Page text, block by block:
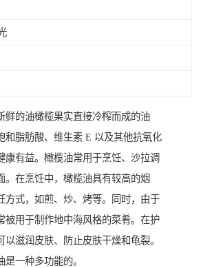
鲜的油橄榄果实直接冷榨而成的油
和脂肪酸、维生素 E 以及其他抗氧化
康有益。橄榄油常用于烹饪、沙拉调
。在烹饪中，橄榄油具有较高的烟
方式，如煎、炒、烤等。同时，由于
被用于制作地中海风格的菜肴。在护
以滋润皮肤、防止皮肤干燥和龟裂。
一种多功能的。